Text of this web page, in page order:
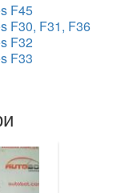
F45
F30, F31, F36
F32
F33